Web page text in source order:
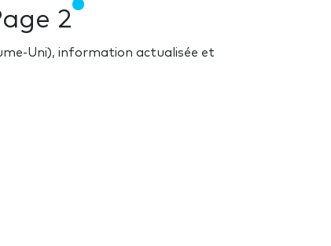
2
Uni), information actualisée et